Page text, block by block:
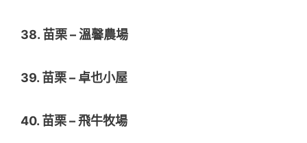
38. 苗栗 – 溫馨農場
39. 苗栗 – 卓也小屋
40. 苗栗 – 飛牛牧場